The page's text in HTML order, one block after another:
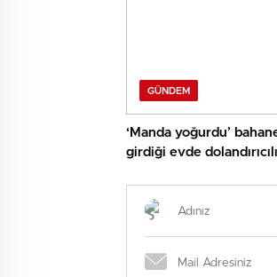
GÜNDEM
‘Manda yoğurdu’
girdiği evde